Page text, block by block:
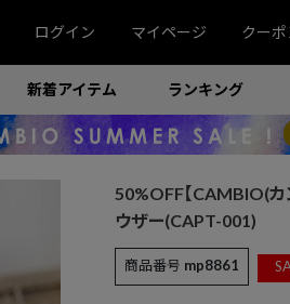
ログイン マイページ クーポ
新着アイテム ランキング
50%OFF【CAMBIO(カ
ウザー(CAPT-001)
商品番号 mp8861